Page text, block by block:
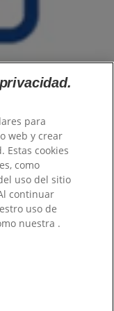
de Datos
derechos
para
web y crear
Estas cookies
como
uso del sitio
continuar
uso de
nuestra .